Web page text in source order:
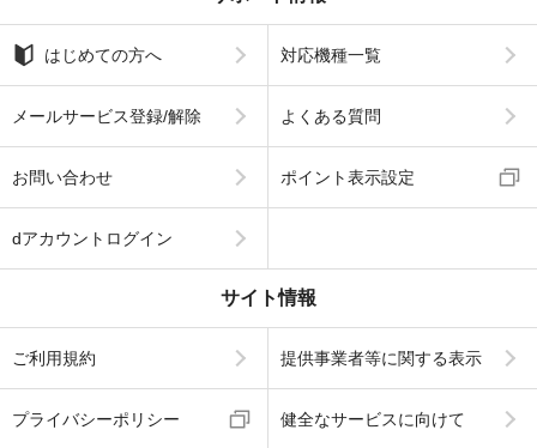
はじめての方へ 対応機種一覧
メールサービス登録/解除 よくある質問
お問い合わせ ポイント表示設定
dアカウントログイン
サイト情報
ご利用規約 提供事業者等に関する表示
プライバシーポリシー 健全なサービスに向けて